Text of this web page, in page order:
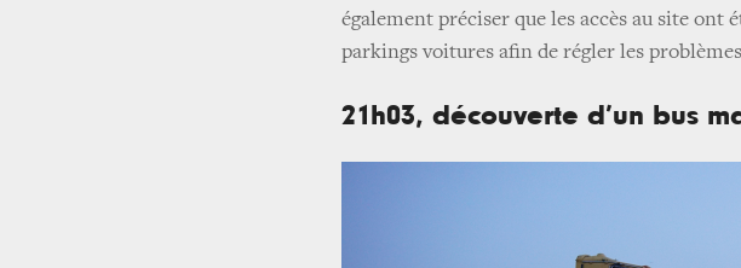
également préciser que les accès au site ont
parkings voitures afin de régler les
21h03, découverte d’un bus